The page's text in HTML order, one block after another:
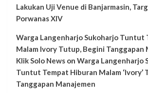
Lakukan Uji Venue di Banjarmasin,
Porwanas XIV
Warga Langenharjo Sukoharjo Tuntut
Malam Ivory Tutup, Begini Tanggapan
Klik Solo News on Warga Langenharjo
Tuntut Tempat Hiburan Malam ‘Ivory’
Tanggapan Manajemen